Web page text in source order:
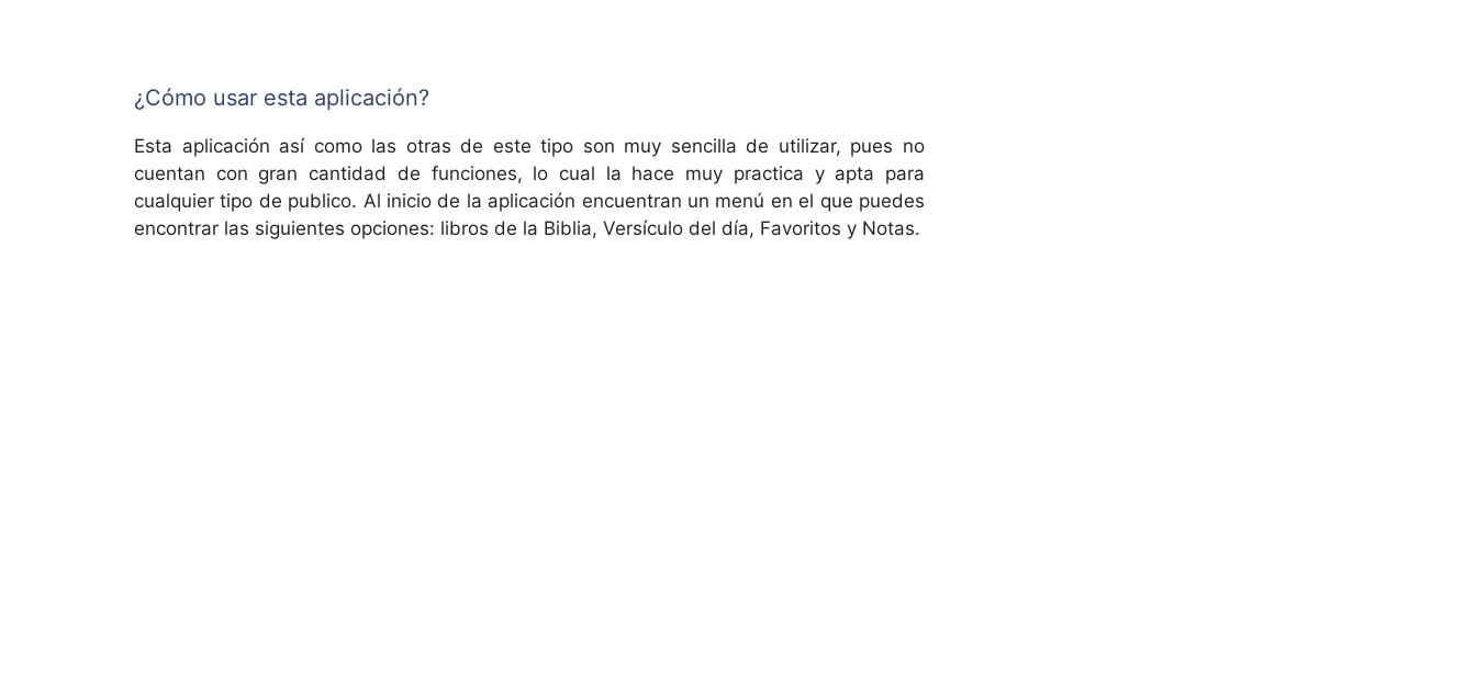
¿Cómo usar esta aplicación?
Esta aplicación así como las otras de este tipo son muy sencilla de utilizar, pues no
cuentan con gran cantidad de funciones, lo cual la hace muy practica y apta para
cualquier tipo de publico. Al inicio de la aplicación encuentran un menú en el que puedes
encontrar las siguientes opciones: libros de la Biblia, Versículo del día, Favoritos y Notas.